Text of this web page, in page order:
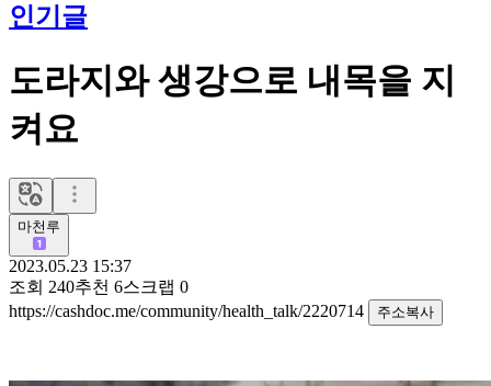
인기글
도라지와 생강으로 내목을 지
켜요
마천루
2023.05.23 15:37
조회 240추천 6스크랩 0
https://cashdoc.me/community/health_talk/2220714
주소복사